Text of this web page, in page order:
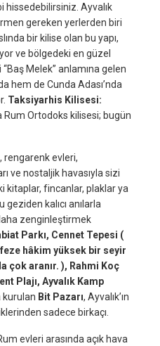
hissedebilirsiniz. Ayvalık
gereken yerlerden biri
bir kilise olan bu yapı,
ve bölgedeki en güzel
“Baş Melek” anlamına gelen
hem de Cunda Adası’nda
Taksiyarhis Kilisesi:
Rum Ortodoks kilisesi; bugün
, rengarenk evleri,
ve nostaljik havasıyla sizi
kitaplar, fincanlar, plaklar ya
kalıcı anılarla
zenginleştirmek
Parkı, Cennet Tepesi (
hâkim yüksek bir seyir
çok aranır. ), Rahmi Koç
Plajı, Ayvalık Kamp
kurulan Bit Pazarı, Ayvalık’ın
sadece birkaçı.
evleri arasında açık hava